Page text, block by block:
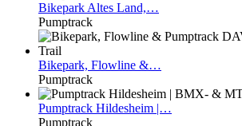
BikeparkAltes Land,…
Pumptrack
Bikepark, Flowline &…
Pumptrack
Pumptrack Hildesheim |…
Pumptrack